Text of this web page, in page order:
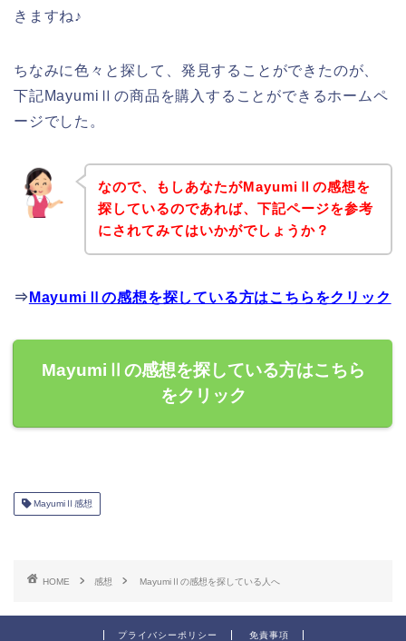
きますね♪
ちなみに色々と探して、発見することができたのが、
下記MayumiⅡの商品を購入することができるホームペ
ージでした。
なので、もしあなたがMayumiⅡの感想を
探しているのであれば、下記ページを参考
にされてみてはいかがでしょうか？
⇒ MayumiⅡの感想を探している方はこちらをクリック
MayumiⅡの感想を探している方はこちら
をクリック
MayumiⅡ感想
HOME 感想 MayumiⅡの感想を探している人へ
プライバシーポリシー 免責事項